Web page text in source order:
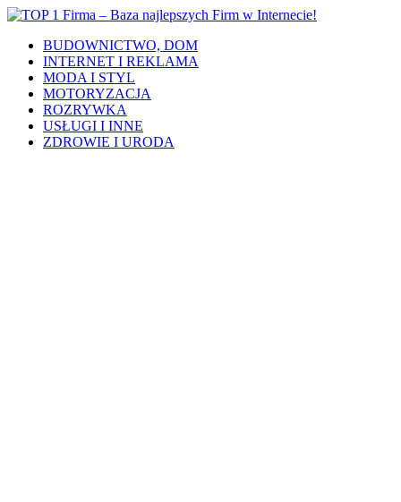
BUDOWNICTWO, DOM
INTERNET I REKLAMA
MODA I STYL
MOTORYZACJA
ROZRYWKA
USŁUGI I INNE
ZDROWIE I URODA